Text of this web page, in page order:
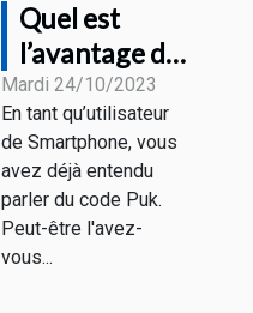
Quel est
l’avantage du
code Puk et
où le trouver
?
Mardi 24/10/2023
En tant qu’utilisateur
de Smartphone, vous
avez déjà entendu
parler du code Puk.
Peut-être l'avez-
vous...